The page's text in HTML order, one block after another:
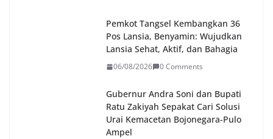
Pemkot Tangsel Kembangkan 36
Pos Lansia, Benyamin: Wujudkan
Lansia Sehat, Aktif, dan Bahagia
06/08/2026 0 Comments
Gubernur Andra Soni dan Bupati
Ratu Zakiyah Sepakat Cari Solusi
Urai Kemacetan Bojonegara-Pulo
Ampel